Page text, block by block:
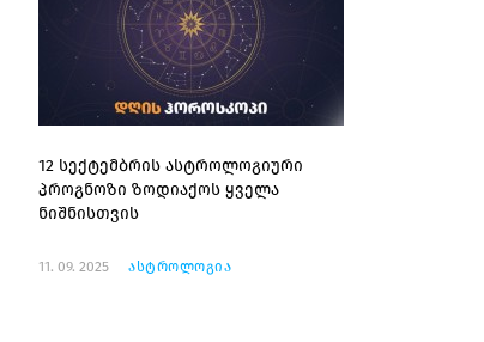
12 სექტემბრის ასტროლოგიური
პროგნოზი ზოდიაქოს ყველა
ნიშნისთვის
11. 09. 2025 ასტროლოგია